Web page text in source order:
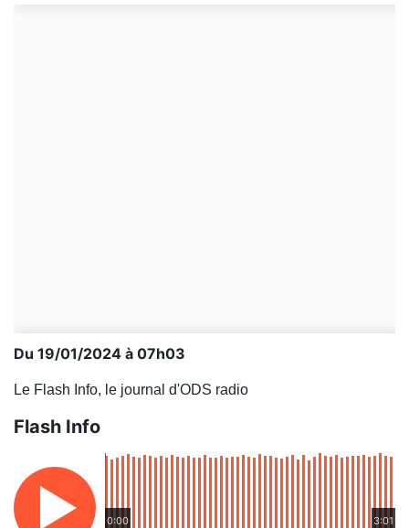
Du 19/01/2024 à 07h03
Le Flash Info, le journal d'ODS radio
Flash Info
0:00 3:01